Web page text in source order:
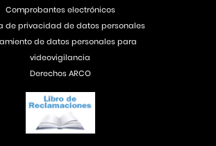
Comprobantes electrónicos
de privacidad de datos personales
de datos personales para
videovigilancia
Derechos ARCO